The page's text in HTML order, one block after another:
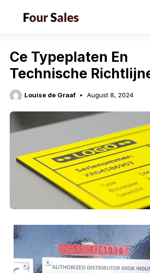
Ce Typeplaten En
Technische
Louise de Graaf August 8, 2024